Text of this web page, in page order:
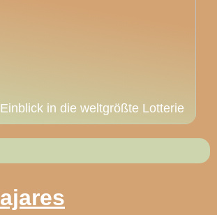
in die weltgrößte Lotterie